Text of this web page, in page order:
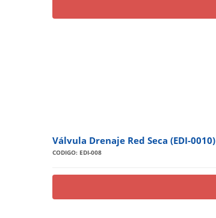
Válvula Drenaje Red Seca (EDI-0010)
CODIGO: EDI-008